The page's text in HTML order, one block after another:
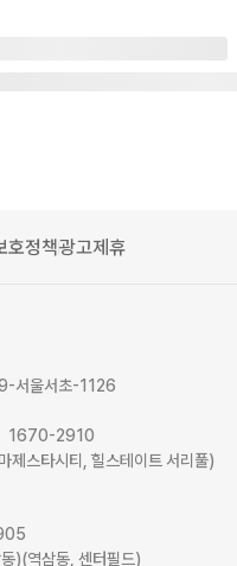
호정책광고제휴
서울서초-1126
1670-2910
제스타시티, 힐스테이트 서리풀)
)(역삼동, 센터필드)